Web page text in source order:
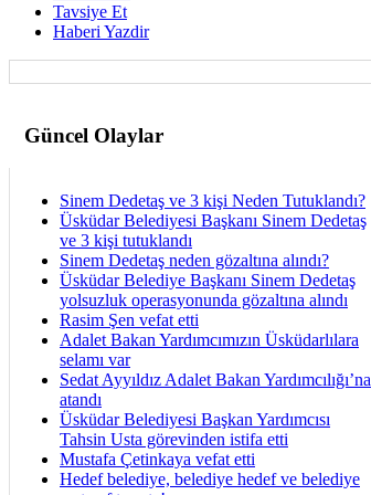
Tavsiye Et
Haberi Yazdir
Güncel Olaylar
Sinem Dedetaş ve 3 kişi Neden Tutuklandı?
Üsküdar Belediyesi Başkanı Sinem Dedetaş
ve 3 kişi tutuklandı
Sinem Dedetaş neden gözaltına alındı?
Üsküdar Belediye Başkanı Sinem Dedetaş
yolsuzluk operasyonunda gözaltına alındı
Rasim Şen vefat etti
Adalet Bakan Yardımcımızın Üsküdarlılara
selamı var
Sedat Ayyıldız Adalet Bakan Yardımcılığı’na
atandı
Üsküdar Belediyesi Başkan Yardımcısı
Tahsin Usta görevinden istifa etti
Mustafa Çetinkaya vefat etti
Hedef belediye, belediye hedef ve belediye